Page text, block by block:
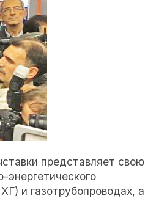
представляет свою
энергетического
и газотрубопроводах, а